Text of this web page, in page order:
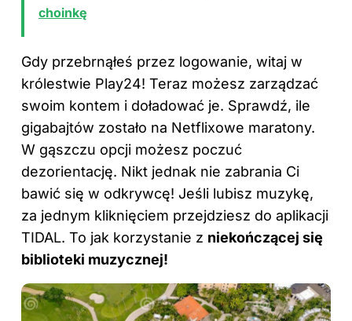
choinkę
Gdy przebrnąłeś przez logowanie, witaj w
królestwie Play24! Teraz możesz zarządzać
swoim kontem i doładować je. Sprawdź, ile
gigabajtów zostało na Netflixowe maratony.
W gąszczu opcji możesz poczuć
dezorientację. Nikt jednak nie zabrania Ci
bawić się w odkrywcę! Jeśli lubisz muzykę,
za jednym kliknięciem przejdziesz do aplikacji
TIDAL. To jak korzystanie z niekończącej się
biblioteki muzycznej!